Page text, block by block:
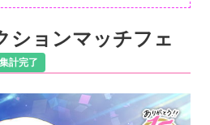
ションマッチフェ
計完了